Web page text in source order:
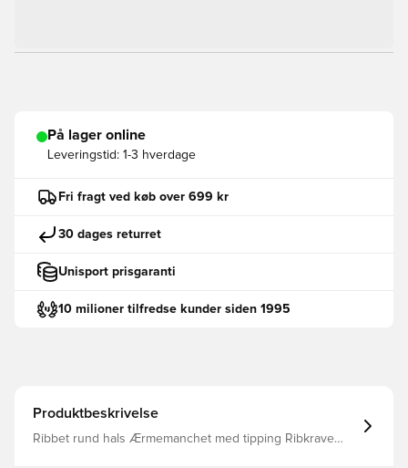
På lager online
Leveringstid: 1-3 hverdage
Fri fragt ved køb over 699 kr
30 dages returret
Unisport prisgaranti
10 milioner tilfredse kunder siden 1995
Produktbeskrivelse
Ribbet rund hals Ærmemanchet med tipping Ribkrave